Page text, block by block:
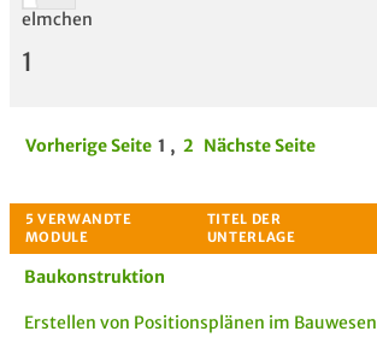
elmchen
1
Vorherige Seite 1 , 2 Nächste Seite
Baukonstruktion
Erstellen von Positionsplänen im Bauwesen